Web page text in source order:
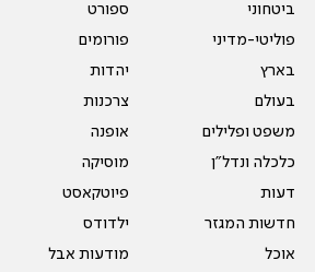
ביטחוני
פוליטי-מדיני
בארץ
בעולם
משפט ופלילים
כלכלה ונדל"ן
דעות
חדשות המגזר
אוכל
ספורט
פורומים
יהדות
צרכנות
אופנה
מוסיקה
פיוטקאסט
ילדודס
מודעות אבל